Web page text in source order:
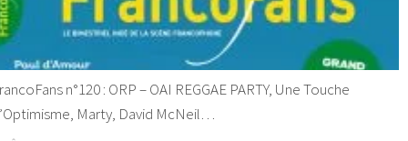
n°120 : ORP – OAI REGGAE PARTY, Une Touche
Marty, David McNeil…